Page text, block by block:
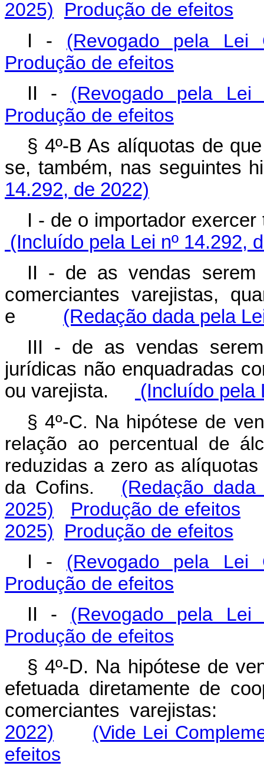
2025)
Produção de efeitos
I - (Revogado pela Lei
Produção de efeitos
II - (Revogado pela
Produção de efeitos
§ 4º-B As alíquotas de
se, também, nas
14.292, de 2022)
I - de o importador
(Incluído pela Lei nº 14.292,
II - de as vendas serem
comerciantes varejistas,
e (Redação dada pela
III - de as vendas
jurídicas não enquadradas
ou varejista.
(Incluído pela
§ 4º-C. Na hipótese de
relação ao percentual de
reduzidas a zero as
da Cofins. (Redação
2025)
Produção de efeitos
2025)
Produção de efeitos
I - (Revogado pela Lei
Produção de efeitos
II - (Revogado pela
Produção de efeitos
§ 4º-D. Na hipótese de
efetuada diretamente de
comerciantes
2022)
(Vide Lei
efeitos